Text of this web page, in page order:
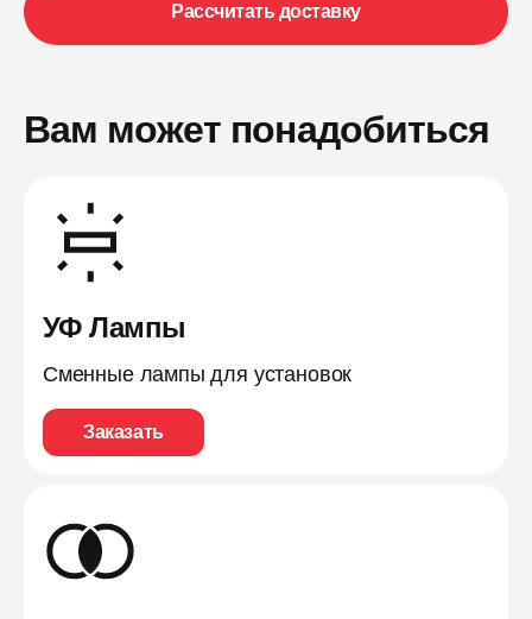
Рассчитать доставку
Вам может понадобиться
УФ Лампы
Сменные лампы для установок
Заказать